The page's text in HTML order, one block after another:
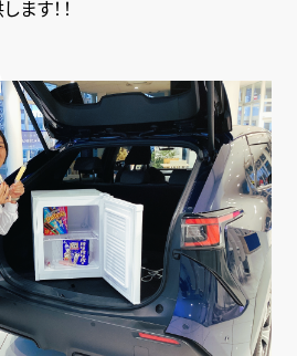
す！！